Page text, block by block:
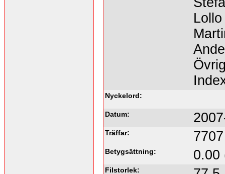
Lollo
Nyckelord:
Datum:
Träffar: 7707
Betygsättning: 0.00
Filstorlek: